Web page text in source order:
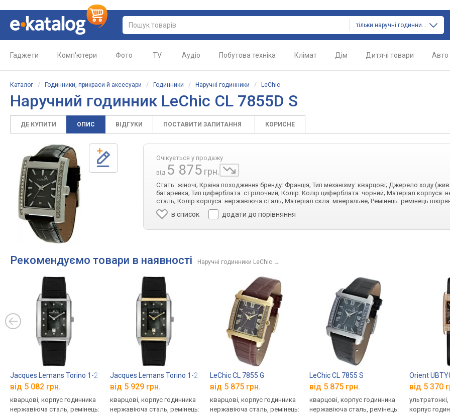
тільки наручні годинники
Гаджети Комп'ютери Фото TV Аудіо Побутова техніка Клімат Дім Дитячі товари Авто
Каталог / Годинники, прикраси й аксесуари / Годинники / Наручні годинники / LeChic
Наручний годинник LeChic CL 7855D S
ДЕ КУПИТИ ОПИС ВІДГУКИ ПОСТАВИТИ ЗАПИТАННЯ КОРИСНЕ
Очікується у продажу
від 5 875 грн.
Стать: жіночі; Країна походження бренду: Франція; Тип механізму: кварцові; Джерело ходу
батарейка; Тип циферблата: стрілочний; Колір: Колір циферблата: чорний; Матеріал корпуса:
сталь; Колір корпуса: нержавіюча сталь; Матеріал скла: мінеральне; Ремінець: ремінець
в список додати до порівняння
Рекомендуємо товари в наявності Наручні годинники LeChic →
Jacques Lemans Torino 1-2159E
від 5 082 грн.
кварцові, корпус годинника
нержавіюча сталь, ремінець:
Jacques Lemans Torino 1-2159G
від 5 929 грн.
кварцові, корпус годинника
нержавіюча сталь, ремінець:
LeChic CL 7855 G
від 5 875 грн.
кварцові, корпус годинника
нержавіюча сталь, ремінець:
LeChic CL 7855 S
від 5 875 грн.
кварцові, корпус годинника
нержавіюча сталь, ремінець:
Orient
від 5 370
корпус